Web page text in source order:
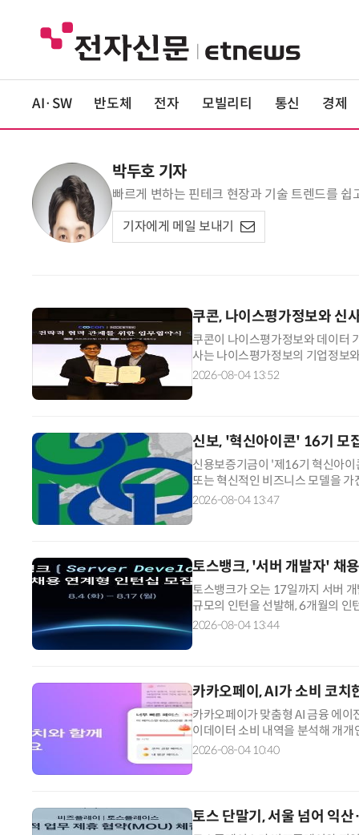
AI·SW 반도체 전자 모빌리티 통신 경제
박두호 기자
빠르게 변하는 핀테크 현장과 기술 트렌드를
기자에게 메일 보내기
쿠콘, 나이스평가정보와 신
쿠콘이 나이스평가정보와 데이터
사는 나이스평가정보의 기업정보
는 방안을 검토한다. 이를 계기로
2026-08-04 13:52
신보, '혁신아이콘' 16기
신용보증기금이 '제16기 혁신아
또는 혁신적인 비즈니스 모델을
원하는 신보의 대표적인 스케일업
2026-08-04 13:47
토스뱅크, '서버 개발자' 채
토스뱅크가 오는 17일까지 서버
규모의 인턴을 선발해, 6개월의 인
보할 계획이다. 인턴십에 합격하
2026-08-04 13:44
카카오페이, AI가 소비 코
카카오페이가 맞춤형 AI 금융 에
이데이터 소비 내역을 분석해 개
그치지 않고 사용자가 스스로 더
2026-08-04 10:40
토스 단말기, 서울 넘어 익
AI Native Enterprise를 지원하는 AI Ready Data 플랫폼 활용 전략